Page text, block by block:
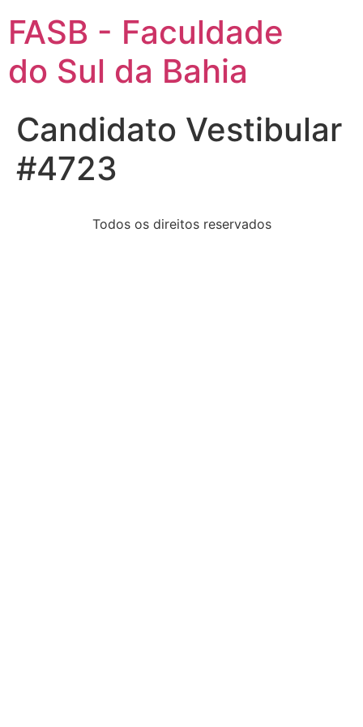
FASB - Faculdade
do Sul da Bahia
Candidato Vestibular
#4723
Todos os direitos reservados